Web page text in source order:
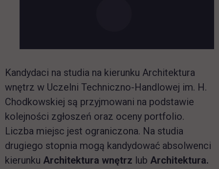
Kandydaci na studia na kierunku Architektura
wnętrz w Uczelni Techniczno-Handlowej im. H.
Chodkowskiej są przyjmowani na podstawie
kolejności zgłoszeń oraz oceny portfolio.
Liczba miejsc jest ograniczona. Na studia
drugiego stopnia mogą kandydować absolwenci
kierunku Architektura wnętrz lub Architektura.